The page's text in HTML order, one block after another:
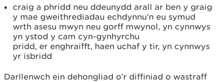
craig a phridd neu ddeunydd arall ar ben y graig
y mae gweithrediadau echdynnu’n eu symud
wrth asesu mwyn neu gorff mwynol, yn cynnwys
yn ystod y cam cyn-gynhyrchu
pridd, er enghraifft, haen uchaf y tir, yn cynnwys
yr isbridd
Darllenwch ein dehongliad o’r diffiniad o wastraff